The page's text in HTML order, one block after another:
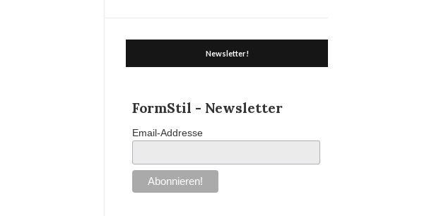
Newsletter!
FormStil - Newsletter
Email-Addresse